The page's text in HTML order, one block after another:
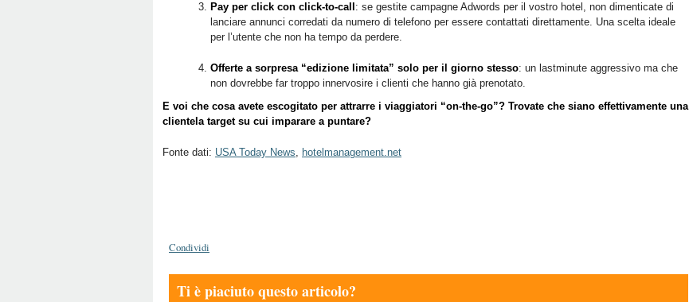
Pay per click con click-to-call : se gestite campagne Adwords per il vostro hotel, non dimenticate di
lanciare annunci corredati da numero di telefono per essere contattati direttamente. Una scelta ideale
per l’utente che non ha tempo da perdere.
Offerte a sorpresa “edizione limitata” solo per il giorno stesso: un lastminute aggressivo ma che
non dovrebbe far troppo innervosire i clienti che hanno già prenotato.
E voi che cosa avete escogitato per attrarre i viaggiatori “on-the-go”? Trovate che siano effettivamente una
clientela target su cui imparare a puntare?
Fonte dati: USA Today News, hotelmanagement.net
Condividi
Ti è piaciuto questo articolo?